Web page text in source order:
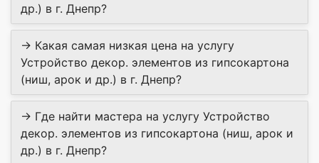
др.) в г. Днепр?
→ Какая самая низкая цена на услугу
Устройство декор. элементов из гипсокартона
(ниш, арок и др.) в г. Днепр?
→ Где найти мастера на услугу Устройство
декор. элементов из гипсокартона (ниш, арок и
др.) в г. Днепр?